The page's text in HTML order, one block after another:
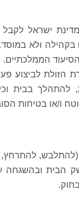
ישראל לקבל
בקהילה ולא
הממלכתיים.
הזולת לביצוע
בבית
ו/או בטיחות
(להתלבש,
הבית ובהשגחה